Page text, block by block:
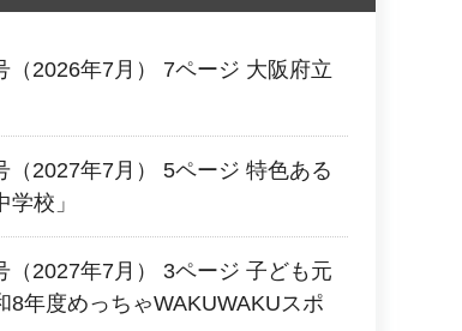
（2026年7月） 7ページ 大阪府立
（2027年7月） 5ページ 特色ある
校」
（2027年7月） 3ページ 子ども元
年度めっちゃWAKUWAKUスポ